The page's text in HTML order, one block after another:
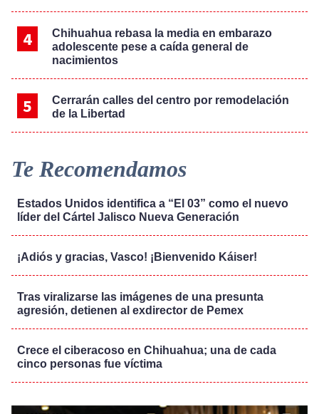
Chihuahua rebasa la media en embarazo
adolescente pese a caída general de
nacimientos
Cerrarán calles del centro por remodelación
de la Libertad
Te Recomendamos
Estados Unidos identifica a “El 03” como el nuevo
líder del Cártel Jalisco Nueva Generación
¡Adiós y gracias, Vasco! ¡Bienvenido Káiser!
Tras viralizarse las imágenes de una presunta
agresión, detienen al exdirector de Pemex
Crece el ciberacoso en Chihuahua; una de cada
cinco personas fue víctima